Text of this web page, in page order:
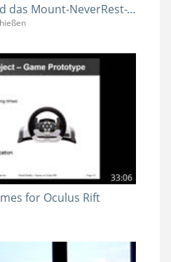
Hauke Thießen und das Mount-NeverRest-Team
33:06
for Oculus Rift